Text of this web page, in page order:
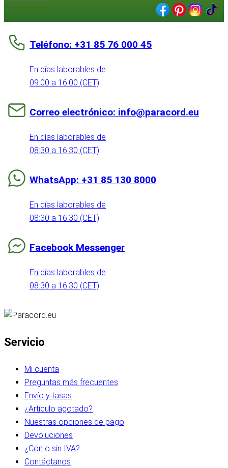
Teléfono: +31 85 76 000 45
En días laborables de
09:00 a 16:00 (CET)
Correo electrónico: info@paracord.eu
En días laborables de
08:30 a 16:30 (CET)
WhatsApp: +31 85 130 8000
En días laborables de
08:30 a 16:30 (CET)
Facebook Messenger
En días laborables de
08:30 a 16:30 (CET)
Servicio
Mi cuenta
Preguntas más frecuentes
Envío y tasas
¿Artículo agotado?
Nuestras opciones de pago
Devoluciones
¿Con o sin IVA?
Contáctanos